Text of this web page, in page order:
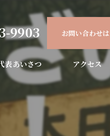
9903 お問い合わせ
表あいさつ アクセス